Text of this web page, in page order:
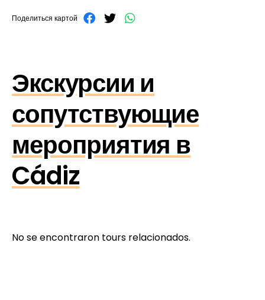
Поделиться картой
Экскурсии и
сопутствующие
мероприятия в
Cádiz
No se encontraron tours relacionados.